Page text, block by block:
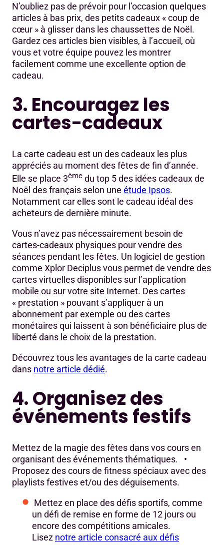
N’oubliez pas de prévoir pour l’occasion quelques
articles à bas prix, des petits cadeaux « coup de
cœur » à glisser dans les chaussettes de Noël.
Gardez ces articles bien visibles, à l’accueil, où
vous et votre équipe pouvez les montrer
facilement comme une excellente option de
cadeau.
3. Encouragez les
cartes-cadeaux
La carte cadeau est un des cadeaux les plus
appréciés au moment des fêtes de fin d’année.
Elle se place 3ème du top 5 des idées cadeaux de
Noël des français selon une étude Ipsos.
Notamment car elles sont le cadeau idéal des
acheteurs de dernière minute.
Vous n’avez pas nécessairement besoin de
cartes-cadeaux physiques pour vendre des
séances pendant les fêtes. Un logiciel de gestion
comme Xplor Deciplus vous permet de vendre des
cartes virtuelles disponibles sur l’application
mobile ou sur votre site Internet. Des cartes
« prestation » pouvant s’appliquer à un
abonnement par exemple ou des cartes
monétaires qui laissent à son bénéficiaire plus de
liberté dans le choix de la prestation.
Découvrez tous les avantages de la carte cadeau
dans notre article dédié.
4. Organisez des
événements festifs
Mettez de la magie des fêtes dans vos cours en
organisant des événements thématiques. •
Proposez des cours de fitness spéciaux avec des
playlists festives et/ou des déguisements.
Mettez en place des défis sportifs, comme
un défi de remise en forme de 12 jours ou
encore des compétitions amicales.
Lisez notre article consacré aux défis